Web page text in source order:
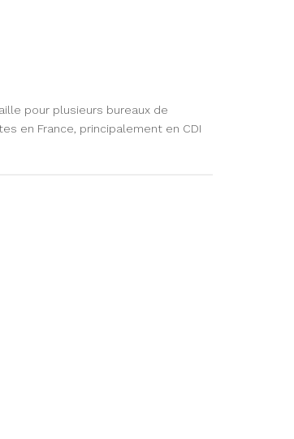
pour plusieurs bureaux de
en France, principalement en CDI